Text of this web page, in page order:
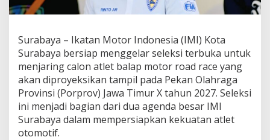
I
I
S
u
r
a
b
a
y
a
Surabaya – Ikatan Motor Indonesia (IMI) Kota
Surabaya bersiap menggelar seleksi terbuka untuk
menjaring calon atlet balap motor road race yang
akan diproyeksikan tampil pada Pekan Olahraga
Provinsi (Porprov) Jawa Timur X tahun 2027. Seleksi
ini menjadi bagian dari dua agenda besar IMI
Surabaya dalam mempersiapkan kekuatan atlet
otomotif.